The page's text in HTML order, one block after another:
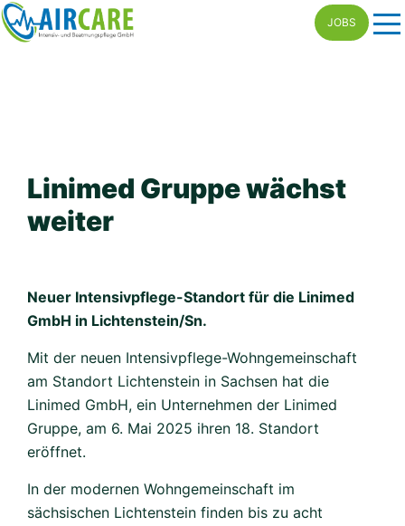
Skip
to
JOBS
Linimed Gruppe wächst
weiter
Neuer Intensivpflege-Standort für die Linimed
GmbH in Lichtenstein/Sn.
Mit der neuen Intensivpflege-Wohngemeinschaft
am Standort Lichtenstein in Sachsen hat die
Linimed GmbH, ein Unternehmen der Linimed
Gruppe, am 6. Mai 2025 ihren 18. Standort
eröffnet.
In der modernen Wohngemeinschaft im
sächsischen Lichtenstein finden bis zu acht